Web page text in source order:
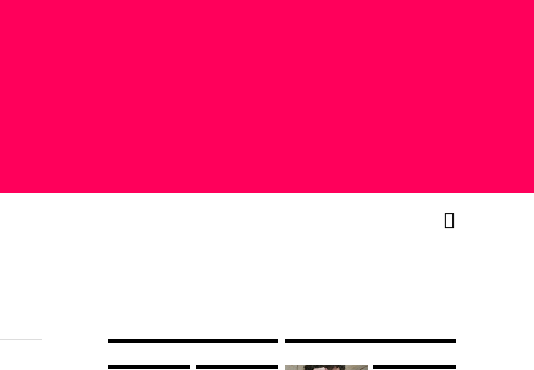
nuevos en inglés